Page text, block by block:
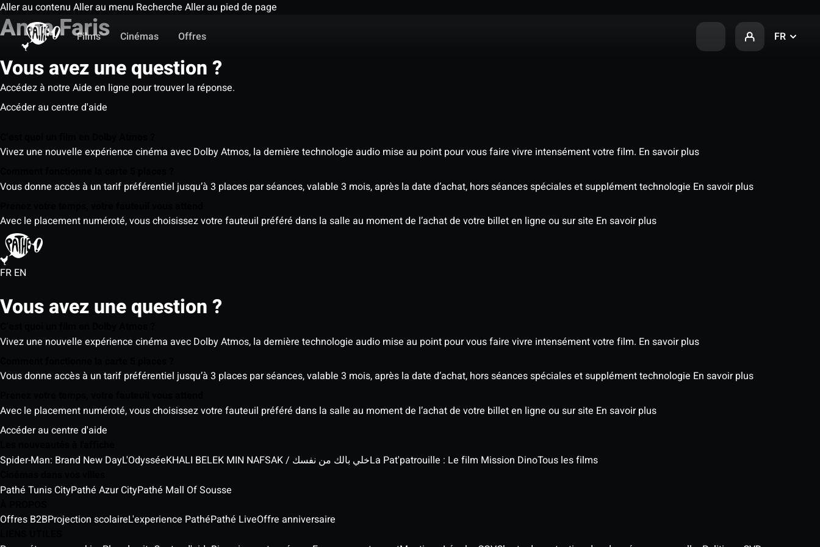
Aller au contenu Aller au menu Recherche Aller au pied de page
Films
Cinémas Offres FR
Anna Faris
Vous avez une question ?
Accédez à notre Aide en ligne pour trouver la réponse.
Accéder au centre d'aide
Vivez une nouvelle expérience cinéma avec Dolby Atmos, la dernière technologie audio mise au point pour vous faire vivre intensément votre film. En savoir plus
Vous donne accès à un tarif préférentiel jusqu’à 3 places par séances, valable 3 mois, après la date d’achat, hors séances spéciales et supplément technologie En savoir plus
Avec le placement numéroté, vous choisissez votre fauteuil préféré dans la salle au moment de l’achat de votre billet en ligne ou sur site En savoir plus
FR EN
Vous avez une question ?
Vivez une nouvelle expérience cinéma avec Dolby Atmos, la dernière technologie audio mise au point pour vous faire vivre intensément votre film. En savoir plus
Vous donne accès à un tarif préférentiel jusqu’à 3 places par séances, valable 3 mois, après la date d’achat, hors séances spéciales et supplément technologie En savoir plus
Avec le placement numéroté, vous choisissez votre fauteuil préféré dans la salle au moment de l’achat de votre billet en ligne ou sur site En savoir plus
Accéder au centre d'aide
Spider-Man: Brand New DayL'Odyssée KHALI BELEK MIN NAFSAK / خلي بالك من نفسكLa Pat'patrouille : Le film Mission DinoTous les films
Pathé Tunis CityPathé Azur CityPathé Mall Of Sousse
Offres B2BProjection scolaireL'experience PathéPathé LiveOffre anniversaire